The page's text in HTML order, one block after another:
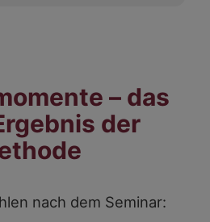
– das
der
nach dem Seminar: